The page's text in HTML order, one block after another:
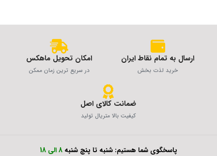
ارسال به تمام نقاط ایران
خرید لذت بخش
امکان تحویل ماهکس
در سریع ترین زمان ممکن
ضمانت کالای اصل
کیفیت بالا متریال تولید
پاسخگوی شما هستیم: شنبه تا پنچ شنبه 8 الی 18